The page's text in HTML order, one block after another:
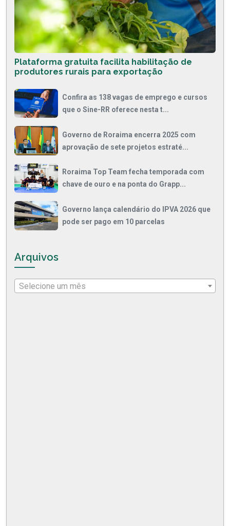
Plataforma gratuita facilita habilitação de
produtores rurais para exportação
Confira as 138 vagas de emprego e cursos
que o Sine-RR oferece nesta t...
Governo de Roraima encerra 2025 com
aprovação de sete projetos estraté...
Roraima Top Team fecha temporada com
chave de ouro e na ponta do Grapp...
Governo lança calendário do IPVA 2026 que
pode ser pago em 10 parcelas
Arquivos
Selecione um mês